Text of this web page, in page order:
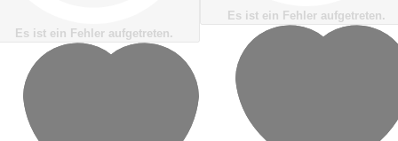
Es ist ein Fehler aufgetreten.
Es ist ein Fehler aufgetreten.